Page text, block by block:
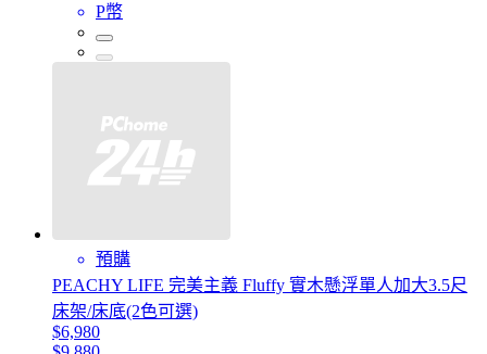
P幣
預購
PEACHY LIFE 完美主義 Fluffy 實木懸浮單人加大3.5尺
床架/床底(2色可選)
$6,980